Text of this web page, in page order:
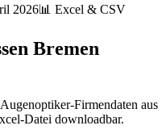
2026📊 Excel & CSV
Bremen
Augenoptiker-Firmendaten aus
Datei downloadbar.